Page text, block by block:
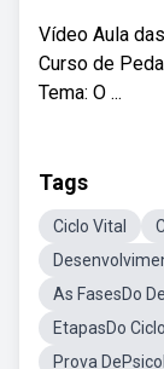
Vídeo Aula
Curso de
Tema: O ...
Tags
Ciclo Vital
As FasesDo
EtapasDo
Prova